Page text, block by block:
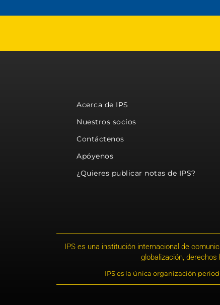
Acerca de IPS
Nuestros socios
Contáctenos
Apóyenos
¿Quieres publicar notas de IPS?
IPS es una institución internacional de
globalización,
IPS es la única organización